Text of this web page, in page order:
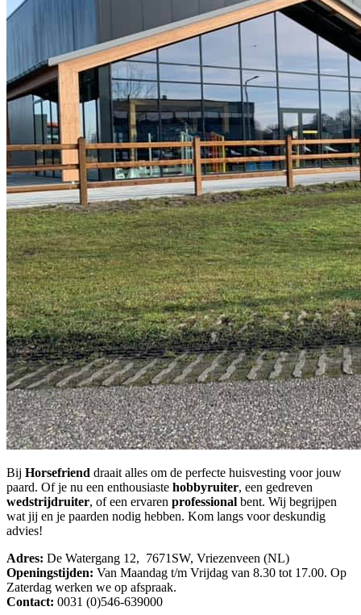
Bij Horsefriend draait alles om de perfecte huisvesting voor jouw
paard. Of je nu een enthousiaste hobbyruiter, een gedreven
wedstrijdruiter, of een ervaren professional bent. Wij begrijpen
wat jij en je paarden nodig hebben. Kom langs voor deskundig
advies!
Adres: De Watergang 12, 7671SW, Vriezenveen (NL)
Openingstijden: Van Maandag t/m Vrijdag van 8.30 tot 17.00. Op
Zaterdag werken we op afspraak.
Contact: 0031 (0)546-639000